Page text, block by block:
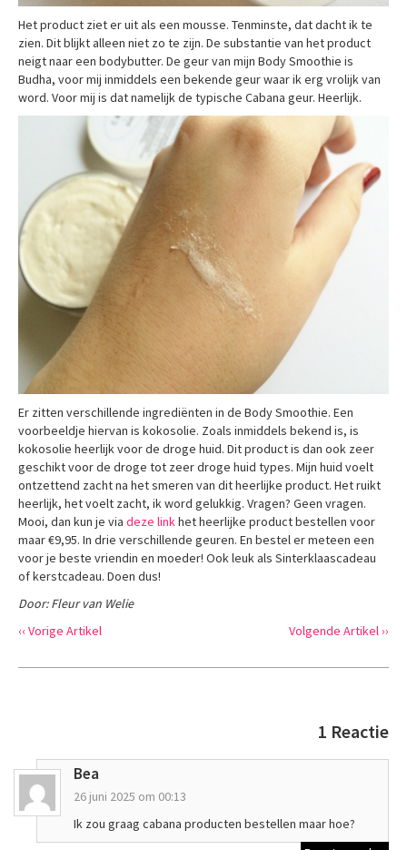
Het product ziet er uit als een mousse. Tenminste, dat dacht ik te
zien. Dit blijkt alleen niet zo te zijn. De substantie van het product
neigt naar een bodybutter. De geur van mijn Body Smoothie is
Budha, voor mij inmiddels een bekende geur waar ik erg vrolijk van
word. Voor mij is dat namelijk de typische Cabana geur. Heerlijk.
Er zitten verschillende ingrediënten in de Body Smoothie. Een
voorbeeldje hiervan is kokosolie. Zoals inmiddels bekend is, is
kokosolie heerlijk voor de droge huid. Dit product is dan ook zeer
geschikt voor de droge tot zeer droge huid types. Mijn huid voelt
ontzettend zacht na het smeren van dit heerlijke product. Het ruikt
heerlijk, het voelt zacht, ik word gelukkig. Vragen? Geen vragen.
Mooi, dan kun je via deze linkhet heerlijke product bestellen voor
maar €9,95. In drie verschillende geuren. En bestel er meteen een
voor je beste vriendin en moeder! Ook leuk als Sinterklaascadeau
of kerstcadeau. Doen dus!
Door: Fleur van Welie
‹‹ Vorige Artikel
Volgende Artikel ››
1 Reactie
Bea
26 juni 2025 om 00:13
Ik zou graag cabana producten bestellen maar hoe?